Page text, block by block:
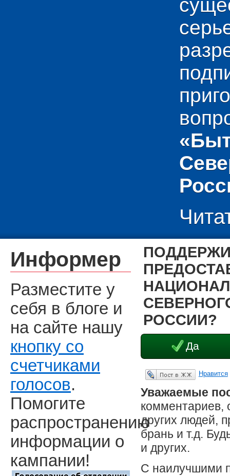
РОССИИ?
Да
Опубликовать в ЖЖ Нравится
Уважаемые
комментариев,
других людей,
брань и т.д.
и других.
С наилучшими
Информер
Разместите у
себя в блоге и
на сайте нашу
кнопку со
счетчиками
голосов.
Помогите
распространению
информации о
кампании!